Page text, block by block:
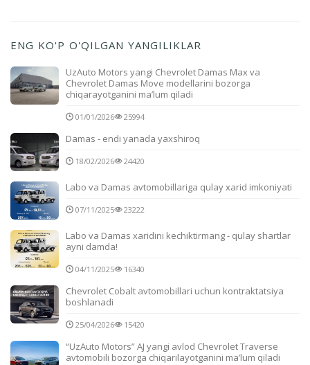
ENG KO'P O'QILGAN YANGILIKLAR
UzAuto Motors yangi Chevrolet Damas Max va
Chevrolet Damas Move modellarini bozorga
chiqarayotganini ma’lum qiladi
01/01/2026 25994
Damas - endi yanada yaxshiroq
18/02/2026 24420
Labo va Damas avtomobillariga qulay xarid imkoniyati
07/11/2025 23222
Labo va Damas xaridini kechiktirmang - qulay shartlar
ayni damda!
04/11/2025 16340
Chevrolet Cobalt avtomobillari uchun kontraktatsiya
boshlanadi
25/04/2026 15420
“UzAuto Motors” AJ yangi avlod Chevrolet Traverse
avtomobili bozorga chiqarilayotganini ma’lum qiladi